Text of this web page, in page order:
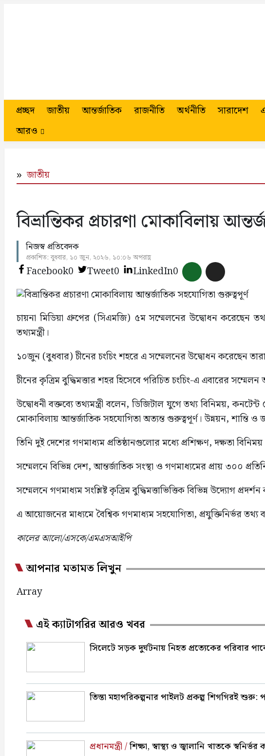
প্রচ্ছদ জাতীয় আন্তর্জাতিক রাজনীতি অর্থনীতি সারাদেশ
আরও
জাতীয়
বিভ্রান্তিকর প্রচারণা মোকাবিলায়
নিজস্ব প্রতিবেদক
প্রকাশিত: বুধবার, ১০ জুন, ২০২৬, ১০:০৬ অপরাহ্ণ
Facebook0 Tweet0 LinkedIn0
চায়না মিডিয়া গ্রুপের (সিএমজি) ৫ম সম্মেলনের উদ্বোধন করেছেন
তথ‍্যমন্ত্রী।
১০জুন (বুধবার) চীনের চংচিং শহরে এ সম্মেলনের উদ্বোধন করেছেন
চীনের কৃত্রিম বুদ্ধিমত্তার শহর হিসেবে পরিচিত চংচিং-এ এবারের সম্মেলন
উদ্বোধনী বক্তব্যে তথ্যমন্ত্রী বলেন, ডিজিটাল যুগে তথ্য বিনিময়,
মোকাবিলায় আন্তর্জাতিক সহযোগিতা অত্যন্ত গুরুত্বপূর্ণ। উন্নয়ন, শান্তি ও
তিনি দুই দেশের গণমাধ্যম প্রতিষ্ঠানগুলোর মধ্যে প্রশিক্ষণ, দক্ষতা
সম্মেলনে বিভিন্ন দেশ, আন্তর্জাতিক সংস্থা ও গণমাধ্যমের প্রায় ৩০০
সম্মেলনে গণমাধ্যম সংশ্লিষ্ট কৃত্রিম বুদ্ধিমত্তাভিত্তিক বিভিন্ন উদ্যোগ
এ আয়োজনের মাধ্যমে বৈশ্বিক গণমাধ্যম সহযোগিতা, প্রযুক্তিনির্ভর তথ্য
কালের আলো/এসকে/এমএসআইপি
আপনার মতামত লিখুন
Array
এই ক্যাটাগরির আরও খবর
সিলেটে সড়ক দুর্ঘটনায় নিহত প্রত্যেকের পরিবার
তিস্তা মহাপরিকল্পনার পাইলট প্রকল্প শিগগিরই শুরু:
প্রধানমন্ত্রী /শিক্ষা, স্বাস্থ্য ও জ্বালানি খাতকে